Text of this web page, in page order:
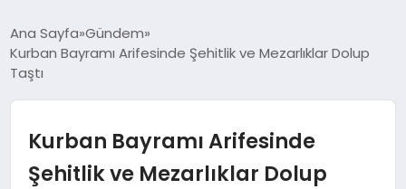
ANA SAYFA
GÜNDEM
İZMIR HABERLERI
Ana Sayfa Gündem
Kurban Bayramı Arifesinde Şehitlik ve Mezarlıklar Dolup
Taştı
Kurban Bayramı Arifesinde
Şehitlik ve Mezarlıklar Dolup